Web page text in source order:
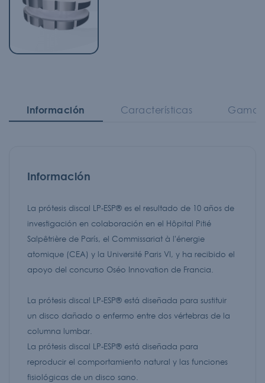
Información Características Gama
Información
La prótesis discal LP-ESP® es el resultado de 10 años de
investigación en colaboración en el Hôpital Pitié
Salpêtrière de París, el Commissariat à l'énergie
atomique (CEA) y la Université Paris VI, y ha recibido el
apoyo del concurso Oséo Innovation de Francia.
La prótesis discal LP-ESP® está diseñada para sustituir
un disco dañado o enfermo entre dos vértebras de la
columna lumbar.
La prótesis discal LP-ESP® está diseñada para
reproducir el comportamiento natural y las funciones
fisiológicas de un disco sano.